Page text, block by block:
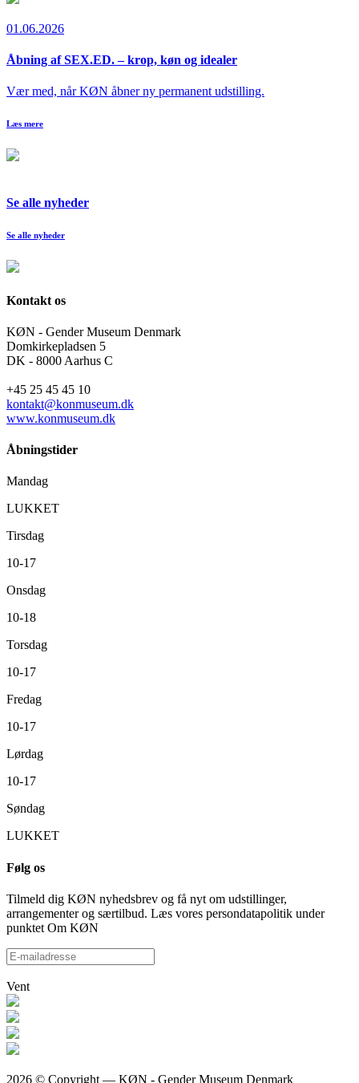
01.06.2026
Åbning af SEX.ED. – krop, køn og idealer
Vær med, når KØN åbner ny permanent udstilling.
Læs mere
Se alle nyheder
Se alle nyheder
Kontakt os
KØN - Gender Museum Denmark
Domkirkepladsen 5
DK - 8000 Aarhus C
+45 25 45 45 10
kontakt@konmuseum.dk
www.konmuseum.dk
Åbningstider
Mandag
LUKKET
Tirsdag
10-17
Onsdag
10-18
Torsdag
10-17
Fredag
10-17
Lørdag
10-17
Søndag
LUKKET
Følg os
Tilmeld dig KØN nyhedsbrev og få nyt om udstillinger,
arrangementer og særtilbud. Læs vores persondatapolitik under
punktet Om KØN
Vent
2026 © Copyright — KØN - Gender Museum Denmark